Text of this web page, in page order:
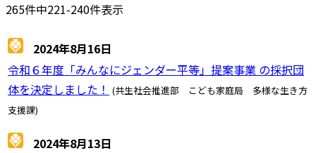
265件中221-240件表示
2024年8月16日
令和６年度「みんなにジェンダー平等」提案事業 の採択団
体を決定しました！ (共生社会推進部 こども家庭局 多様な生き方
支援課)
2024年8月13日